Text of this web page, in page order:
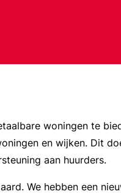
woningen te
en wijken. Dit
aan huurders.
We hebben een